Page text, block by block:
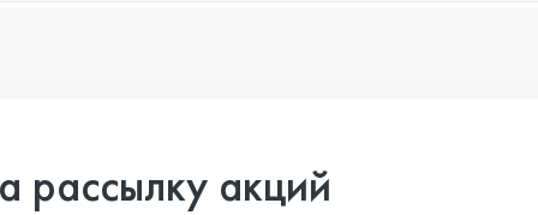
рассылку акций